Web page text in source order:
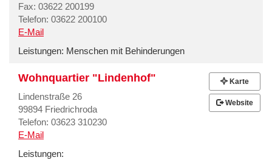
Fax: 03622 200199
Telefon: 03622 200100
E-Mail
Leistungen: Menschen mit Behinderungen
Wohnquartier "Lindenhof"
Lindenstraße 26
99894 Friedrichroda
Telefon: 03623 310230
E-Mail
Leistungen:
Karte
Website